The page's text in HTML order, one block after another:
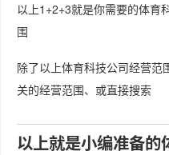
以上1+2+3就是你需要的体育
围
除了以上体育科技公司经营范
关的经营范围、或直接搜索
以上就是小编准备的